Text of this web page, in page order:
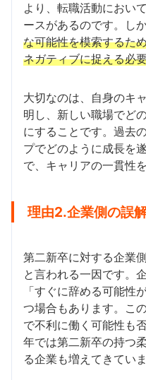
より、転職活動におい
ースがあるのです。しか
な可能性を模索するた
ネガティブに捉える必
大切なのは、自身のキ
明し、新しい職場でど
にすることです。過去
プでどのように成長を
で、キャリアの一貫性
理由2.企業側の誤
第二新卒に対する企業
と言われる一因です。
「すぐに辞める可能性
つ場合もあります。こ
で不利に働く可能性も
年では第二新卒の持つ
る企業も増えてきていま